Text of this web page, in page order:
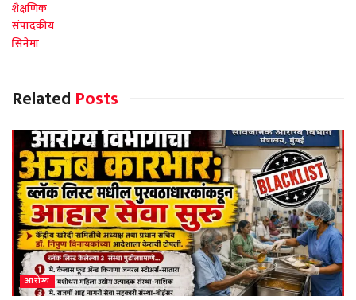
शैक्षणिक
संपादकीय
सिनेमा
Related Posts
आरोग्य